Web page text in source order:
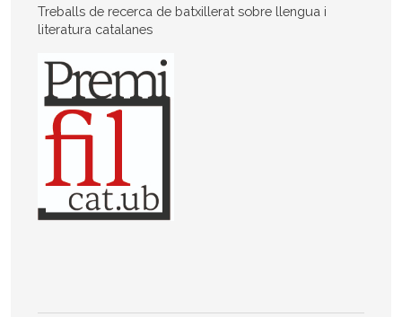
Treballs de recerca de batxillerat sobre llengua i
literatura catalanes